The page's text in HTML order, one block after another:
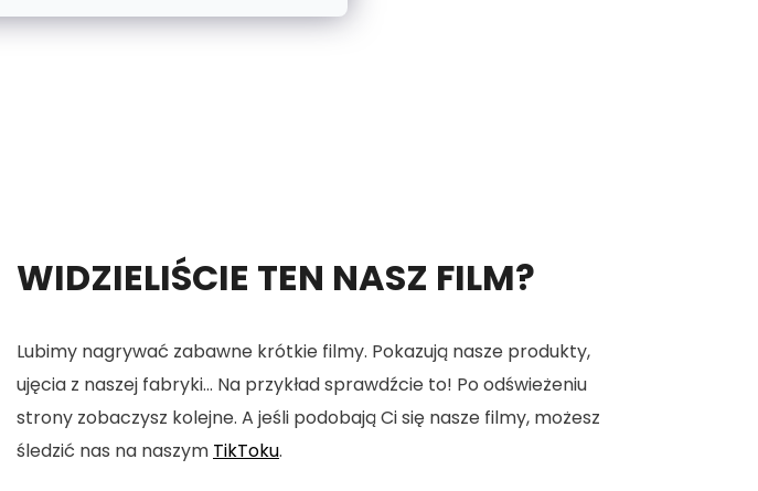
WIDZIELIŚCIE TEN NASZ FILM?
Lubimy nagrywać zabawne krótkie filmy. Pokazują nasze produkty,
ujęcia z naszej fabryki... Na przykład sprawdźcie to! Po odświeżeniu
strony zobaczysz kolejne. A jeśli podobają Ci się nasze filmy, możesz
śledzić nas na naszym TikToku.